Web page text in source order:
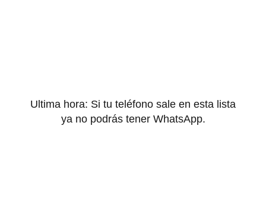
Ultima hora: Si tu teléfono sale en esta lista
ya no podrás tener WhatsApp.